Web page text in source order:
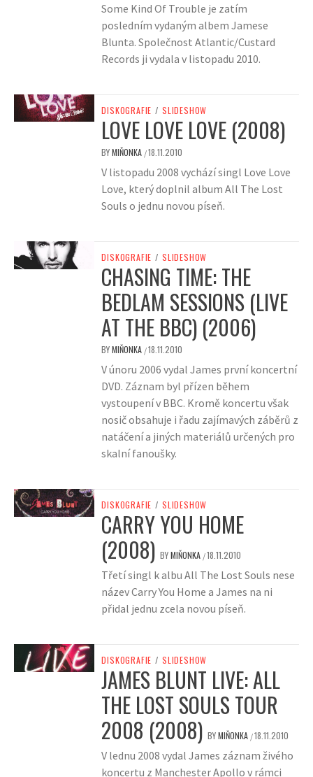
Some Kind Of Trouble je zatím
posledním vydaným albem Jamese
Blunta. Společnost Atlantic/Custard
Records ji vydala v listopadu 2010.
DISKOGRAFIE / SLIDESHOW
LOVE LOVE LOVE (2008)
BYMIŇONKA /18.11.2010
V listopadu 2008 vychází singl Love Love
Love, který doplnil album All The Lost
Souls o jednu novou píseň.
DISKOGRAFIE / SLIDESHOW
CHASING TIME: THE
BEDLAM SESSIONS (LIVE
AT THE BBC) (2006)
BYMIŇONKA /18.11.2010
V únoru 2006 vydal James první koncertní
DVD. Záznam byl přízen během
vystoupení v BBC. Kromě koncertu však
nosič obsahuje i řadu zajímavých záběrů z
natáčení a jiných materiálů určených pro
skalní fanoušky.
DISKOGRAFIE / SLIDESHOW
CARRY YOU HOME
(2008) BYMIŇONKA /18.11.2010
Třetí singl k albu All The Lost Souls nese
název Carry You Home a James na ni
přidal jednu zcela novou píseň.
DISKOGRAFIE / SLIDESHOW
JAMES BLUNT LIVE: ALL
THE LOST SOULS TOUR
2008 (2008) BYMIŇONKA /18.11.2010
V lednu 2008 vydal James záznam živého
koncertu z Manchester Apollo v rámci